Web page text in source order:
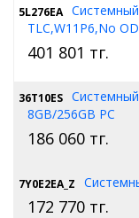
5L276EA Системный
TLC,W11P6,No
401 801 тг.
36T10ES
8GB/256GB PC
186 060 тг.
7Y0E2EA_Z
172 770 тг.